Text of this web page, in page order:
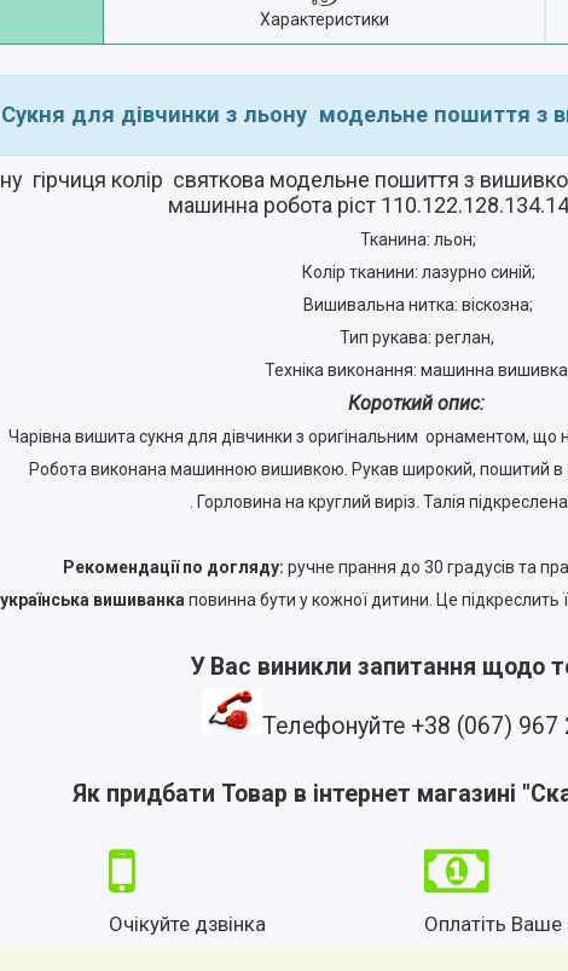
Характеристики
Сукня для дівчинки з льону модельне пошиття з
гірчиця колір святкова модельне пошиття з
машинна робота ріст
Тканина: льон;
Колір тканини: лазурно синій;
Вишивальна нитка: віскозна;
Тип рукава: реглан,
Техніка виконання: машинна
Короткий опис:
Чарівна вишита сукня для дівчинки з оригінальним орнаментом, що
Робота виконана машинною вишивкою. Рукав широкий, пошитий в
. Горловина на круглий виріз. Талія
Рекомендації по догляду: ручне прання до 30 градусів та
вишиванка повинна бути у кожної дитини. Це підкреслить
У Вас виникли запитання щодо
Телефонуйте +38 (067) 967
Як придбати Товар в інтернет магазині
Очікуйте дзвінка Оплатіть